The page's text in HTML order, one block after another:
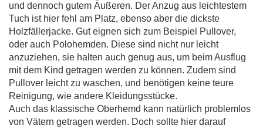
und dennoch gutem Äußeren. Der Anzug aus leichtestem
Tuch ist hier fehl am Platz, ebenso aber die dickste
Holzfällerjacke. Gut eignen sich zum Beispiel Pullover,
oder auch Polohemden. Diese sind nicht nur leicht
anzuziehen, sie halten auch genug aus, um beim Ausflug
mit dem Kind getragen werden zu können. Zudem sind
Pullover leicht zu waschen, und benötigen keine teure
Reinigung, wie andere Kleidungsstücke.
Auch das klassische Oberhemd kann natürlich problemlos
von Vätern getragen werden. Doch sollte hier darauf